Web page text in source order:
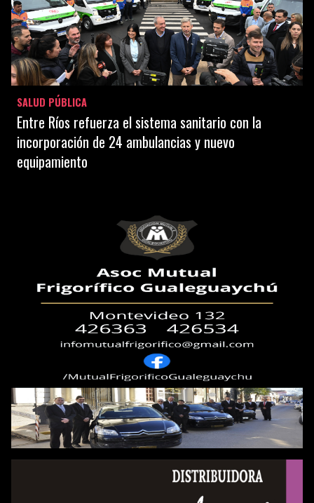
SALUD PÚBLICA
Entre Ríos refuerza el sistema sanitario con la
incorporación de 24 ambulancias y nuevo
equipamiento